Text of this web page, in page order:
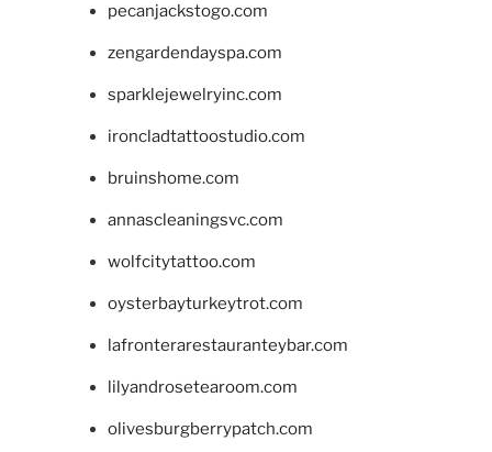
pecanjackstogo.com
zengardendayspa.com
sparklejewelryinc.com
ironcladtattoostudio.com
bruinshome.com
annascleaningsvc.com
wolfcitytattoo.com
oysterbayturkeytrot.com
lafronterarestauranteybar.com
lilyandrosetearoom.com
olivesburgberrypatch.com